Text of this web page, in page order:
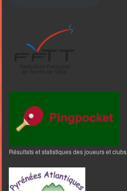
Résultats et statistiques des joueurs et clubs